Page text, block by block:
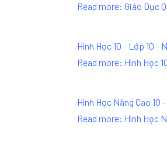
Read more: Giáo Dục
Hình Học 10 - Lớp 10 -
Read more: Hình Học
Hình Học Nâng Cao 10
Read more: Hình Học